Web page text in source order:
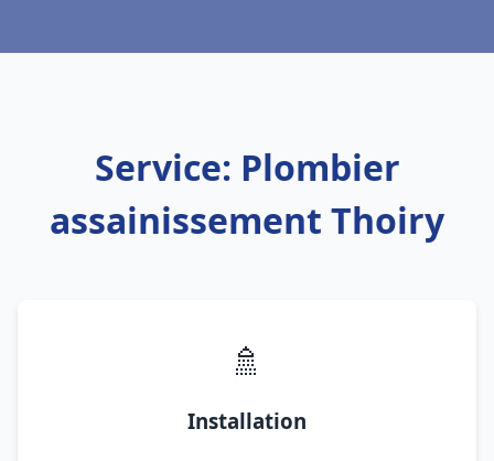
Service: Plombier
assainissement Thoiry
🚿
Installation